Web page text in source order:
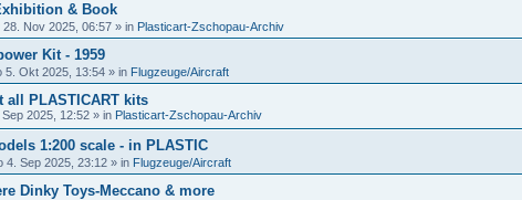
& Book
28. Nov 2025, 06:57 » in Plasticart-Zschopau-Archiv
Kit - 1959
5. Okt 2025, 13:54 » in Flugzeuge/Aircraft
all PLASTICART kits
2025, 12:52 » in Plasticart-Zschopau-Archiv
1:200 scale - in PLASTIC
4. Sep 2025, 23:12 » in Flugzeuge/Aircraft
Dinky Toys-Meccano & more